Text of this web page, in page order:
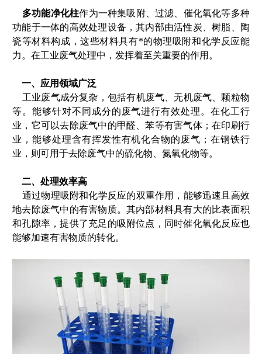
多功能净化柱作为一种集吸附、过滤、催化氧化等多种
功能于一体的高效处理设备，其内部由活性炭、树脂、陶
瓷等材料构成，这些材料具有*的物理吸附和化学反应能
力。在工业废气处理中，发挥着至关重要的作用。
一、应用领域广泛
工业废气成分复杂，包括有机废气、无机废气、颗粒物
等。能够针对不同成分的废气进行有效处理。在化工行
业，它可以去除废气中的甲醛、苯等有害气体；在印刷行
业，能够处理含有挥发性有机化合物的废气；在钢铁行
业，则可用于去除废气中的硫化物、氮氧化物等。
二、处理效率高
通过物理吸附和化学反应的双重作用，能够迅速且高效
地去除废气中的有害物质。其内部材料具有大的比表面积
和孔隙率，提供了充足的吸附位点，同时催化氧化反应也
能够加速有害物质的转化。